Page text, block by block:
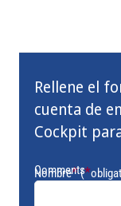
Rellene el
cuenta de
Cockpit
Comments
Nombre*(*